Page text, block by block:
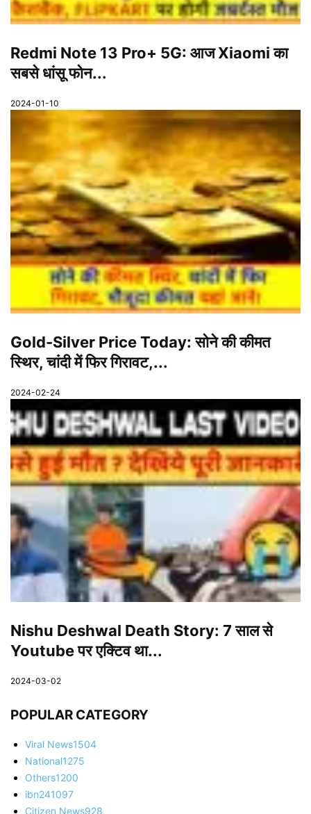
Redmi Note 13 Pro+ 5G: आज Xiaomi का
सबसे धांसू फोन...
2024-01-10
Gold-Silver Price Today: सोने की कीमत
स्थिर, चांदी में फिर गिरावट,...
2024-02-24
Nishu Deshwal Death Story: 7 साल से
Youtube पर एक्टिव था...
2024-03-02
POPULAR CATEGORY
Viral News1504
National1275
Others1200
ibn241097
Citizen News928